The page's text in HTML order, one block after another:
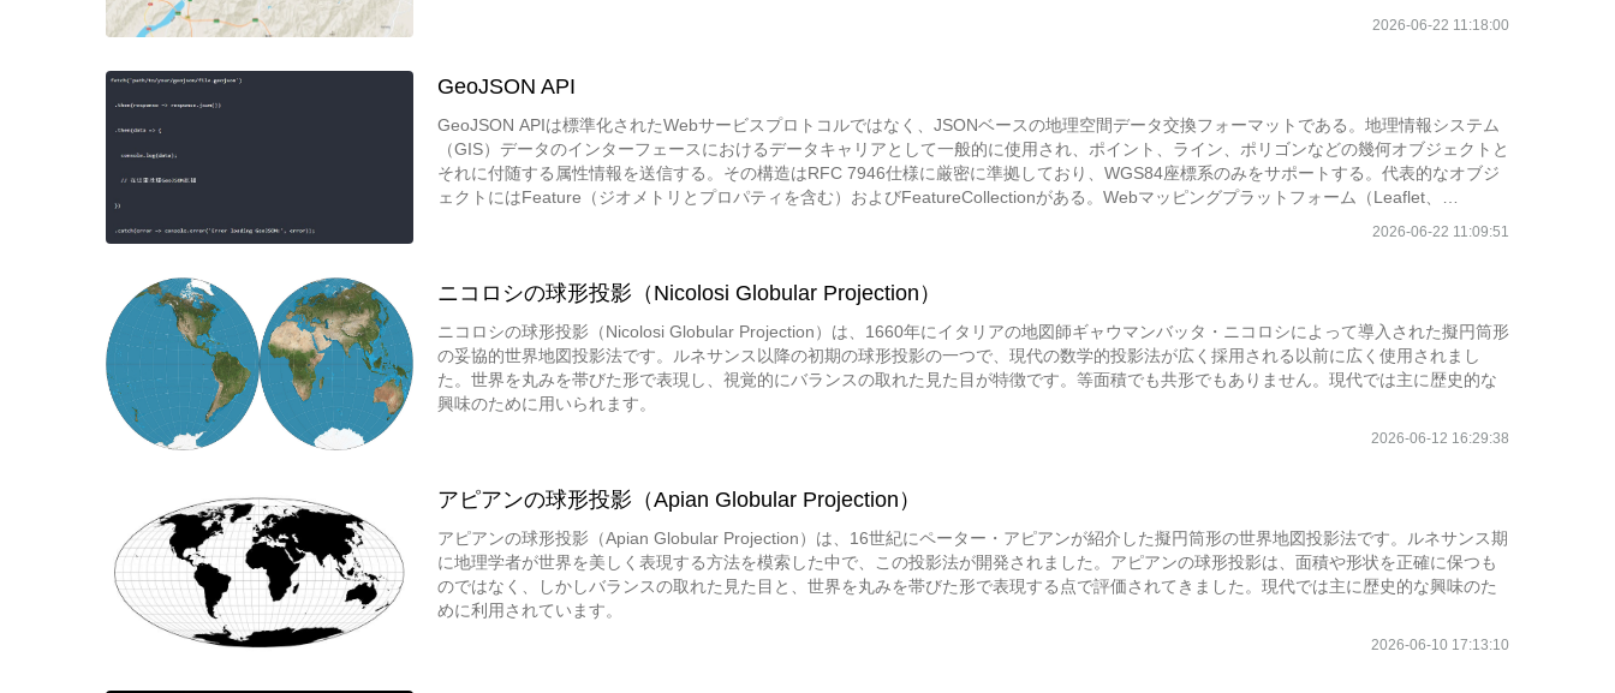
2026-06-22 11:18:00
GeoJSON API
GeoJSON APIは標準化されたWebサービスプロトコルではなく、JSONベースの地理空間データ交換フォーマットである。地理情報システム
（GIS）データのインターフェースにおけるデータキャリアとして一般的に使用され、ポイント、ライン、ポリゴンなどの幾何オブジェクトと
それに付随する属性情報を送信する。その構造はRFC 7946仕様に厳密に準拠しており、WGS84座標系のみをサポートする。代表的なオブジ
ェクトにはFeature（ジオメトリとプロパティを含む）およびFeatureCollectionがある。Webマッピングプラットフォーム（Leaflet、
2026-06-22 11:09:51
ニコロシの球形投影（Nicolosi Globular Projection）
ニコロシの球形投影（Nicolosi Globular Projection）は、1660年にイタリアの地図師ギャウマンバッタ・ニコロシによって導入された擬円筒形
の妥協的世界地図投影法です。ルネサンス以降の初期の球形投影の一つで、現代の数学的投影法が広く採用される以前に広く使用されまし
た。世界を丸みを帯びた形で表現し、視覚的にバランスの取れた見た目が特徴です。等面積でも共形でもありません。現代では主に歴史的な
興味のために用いられます。
2026-06-12 16:29:38
アピアンの球形投影（Apian Globular Projection）
アピアンの球形投影（Apian Globular Projection）は、16世紀にペーター・アピアンが紹介した擬円筒形の世界地図投影法です。ルネサンス期
に地理学者が世界を美しく表現する方法を模索した中で、この投影法が開発されました。アピアンの球形投影は、面積や形状を正確に保つも
のではなく、しかしバランスの取れた見た目と、世界を丸みを帯びた形で表現する点で評価されてきました。現代では主に歴史的な興味のた
めに利用されています。
2026-06-10 17:13:10